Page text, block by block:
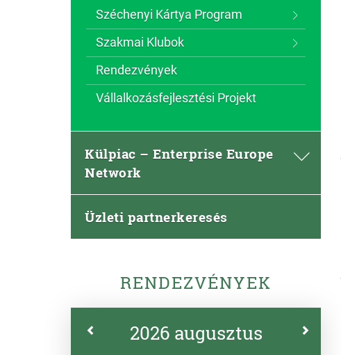
Széchenyi Kártya Program
Szakmai Klubok
Rendezvények
Vállalkozásfejlesztési Projekt
Külpiac – Enterprise Europe
Network
Üzleti partnerkeresés
RENDEZVÉNYEK
2026 augusztus